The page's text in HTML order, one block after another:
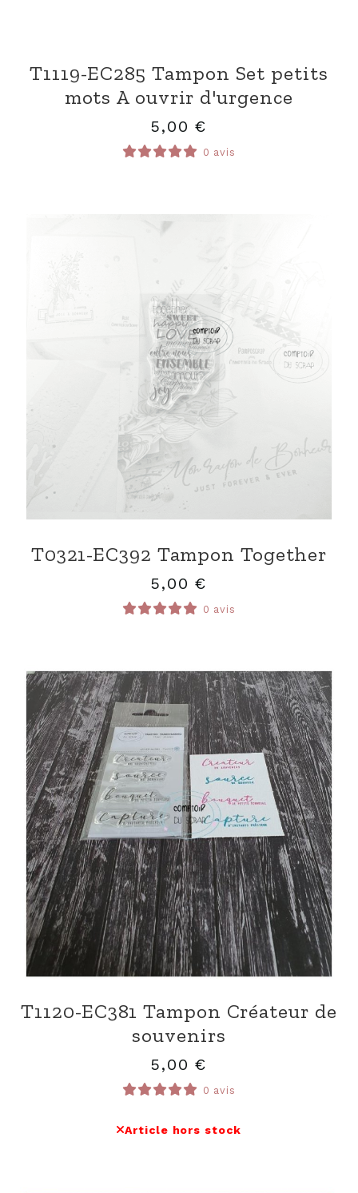
T1119-EC285 Tampon Set petits
mots A ouvrir d'urgence
5,00 €
0 avis
T0321-EC392 Tampon Together
5,00 €
0 avis
T1120-EC381 Tampon Créateur de
souvenirs
5,00 €
0 avis
Article hors stock